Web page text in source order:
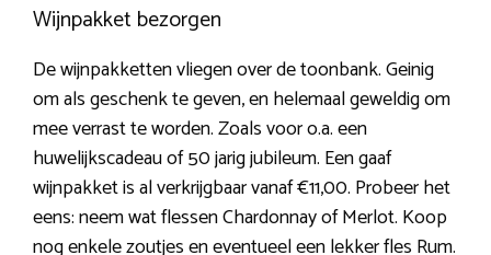
Wijnpakket bezorgen
De wijnpakketten vliegen over de toonbank. Geinig
om als geschenk te geven, en helemaal geweldig om
mee verrast te worden. Zoals voor o.a. een
huwelijkscadeau of 50 jarig jubileum. Een gaaf
wijnpakket is al verkrijgbaar vanaf €11,00. Probeer het
eens: neem wat flessen Chardonnay of Merlot. Koop
nog enkele zoutjes en eventueel een lekker fles Rum.